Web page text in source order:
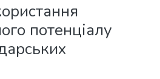
потенціалу